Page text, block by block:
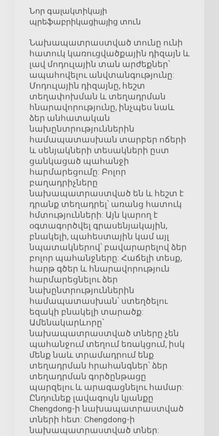
Նոր գալակտիկայի
պրեֆաբրիկացիայից տուն
Նախապատրաստված տունը ունի
հատուկ կառուցվածքային դիզայն և
լավ մոդուլային տան արժեքներ՝
ապահովելու անվտանգությունը:
Մոդուլային դիզայնը, հեշտ
տեղափոխման և տեղադրման
հնարավորությունը, ինչպես նաև
ձեր անհատական
նախընտրություններին
համապատասխան տարբեր ոճերի
և սենյակների տեսակների ըստ
ցանկացած պահանջի
հարմարեցումը: Բոլոր
բաղադրիչները
նախապատրաստված են և հեշտ է
դրանք տեղադրել՝ առանց հատուկ
հմտությունների: Այն կարող է
օգտագործվել գրասենյակային,
բնակելի, պահեստային կամ այլ
նպատակներով՝ բավարարելով ձեր
բոլոր պահանջները: Հաճելի տեսք,
հարթ գծեր և հնարավորություն
հարմարեցնելու ձեր
նախընտրություններին
համապատասխան՝ ստեղծելու
եզակի բնակելի տարածք:
Ամենակարևորը՝
նախապատրաստված տները չեն
պահանջում տեղում եռակցում, իսկ
մենք նաև տրամադրում ենք
տեղադրման հրահանգներ՝ ձեր
տեղադրման գործընթացը
պարզելու և արագացնելու համար:
Ընդունեք լավագույն կյանքը
Chengdong-ի նախապատրաստված
տների հետ: Chengdong-ի
նախապատրաստված տներ: